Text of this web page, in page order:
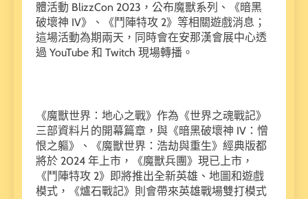
體活動 BlizzCon 2023，公布魔獸系列、《暗黑
破壞神 IV》、《鬥陣特攻 2》等相關遊戲消息；
這場活動為期兩天，同時會在安那漢會展中心透
過 YouTube 和 Twitch 現場轉播。
《魔獸世界：地心之戰》作為《世界之魂戰記》
三部資料片的開幕篇章，與《暗黑破壞神 IV：憎
恨之軀》、《魔獸世界：浩劫與重生》經典版都
將於 2024 年上市，《魔獸兵團》現已上市，
《鬥陣特攻 2》即將推出全新英雄、地圖和遊戲
模式，《爐石戰記》則會帶來英雄戰場雙打模式